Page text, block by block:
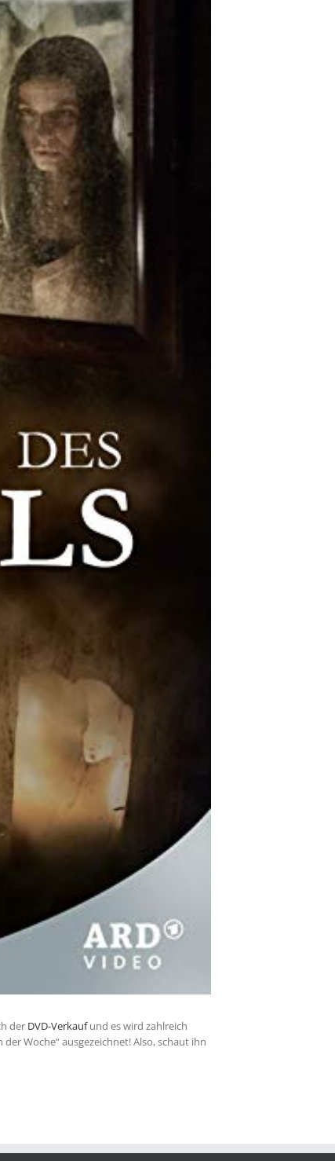
der DVD-Verkaufund es wird zahlreich
der Woche“ ausgezeichnet! Also, schaut ihn